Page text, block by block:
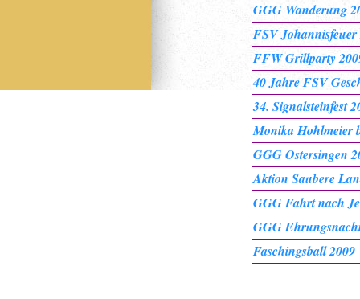
GGG Wanderung
FSV Johannisfeuer
FFW Grillparty
40 Jahre FSV
34. Signalsteinfest
Monika Hohlmeier
GGG Ostersingen
Aktion Saubere
GGG Fahrt nach
GGG
Faschingsball 2009